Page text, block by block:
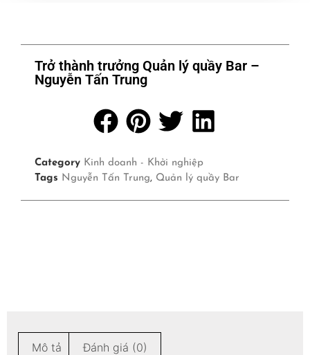
Trở thành trưởng Quản lý quầy Bar –
Nguyễn Tấn Trung
Category Kinh doanh - Khởi nghiệp
Tags Nguyễn Tấn Trung, Quản lý quầy Bar
Mô tả Đánh giá (0)